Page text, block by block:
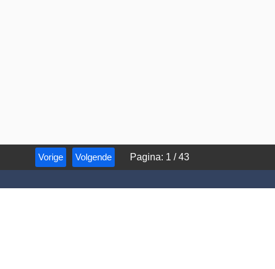
Vorige Volgende Pagina: 1 /43